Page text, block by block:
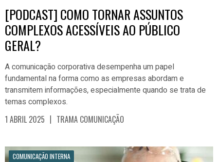
[PODCAST] COMO TORNAR ASSUNTOS
COMPLEXOS ACESSÍVEIS AO PÚBLICO
GERAL?
A comunicação corporativa desempenha um papel
fundamental na forma como as empresas abordam e
transmitem informações, especialmente quando se trata de
temas complexos.
1 ABRIL 2025 | TRAMA COMUNICAÇÃO
COMUNICAÇÃO INTERNA